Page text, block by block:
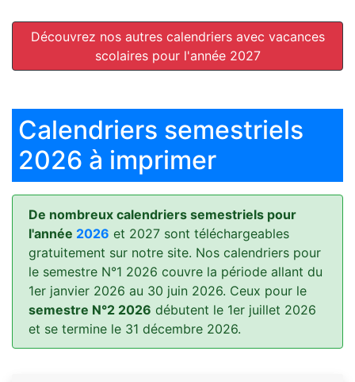
Découvrez nos autres calendriers avec vacances
scolaires pour l'année 2027
Calendriers semestriels
2026 à imprimer
De nombreux calendriers semestriels pour
l'année 2026 et 2027 sont téléchargeables
gratuitement sur notre site. Nos calendriers pour
le semestre N°1 2026 couvre la période allant du
1er janvier 2026 au 30 juin 2026. Ceux pour le
semestre N°2 2026 débutent le 1er juillet 2026
et se termine le 31 décembre 2026.